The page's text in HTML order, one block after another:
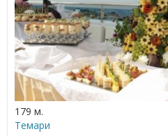
179 м.
Темари